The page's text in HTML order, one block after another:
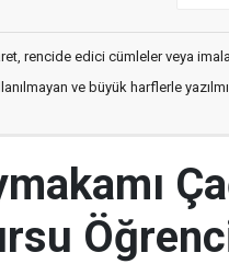
rencide edici cümleler veya
ve büyük harflerle